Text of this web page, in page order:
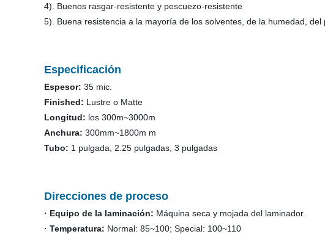
4). Buenos rasgar-resistente y pescuezo-resistente
5). Buena resistencia a la mayoría de los solventes, de la humedad,
Especificación
Espesor: 35 mic.
Finished: Lustre o Matte
Longitud: los 300m~3000m
Anchura: 300mm~1800m m
Tubo: 1 pulgada, 2.25 pulgadas, 3 pulgadas
Direcciones de proceso
· Equipo de la laminación: Máquina seca y mojada del laminador.
· Temperatura: Normal: 85~100; Special: 100~110